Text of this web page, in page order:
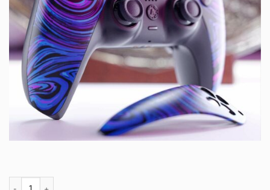
PS5 BO7 Guild Snap Panel Menge